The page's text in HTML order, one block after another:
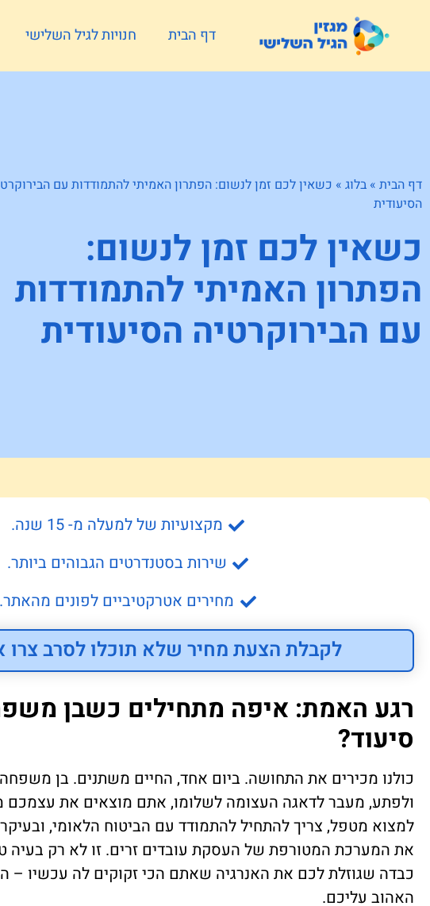
דף הבית חנויות לגיל השלישי
דף הבית » בלוג » כשאין לכם זמן לנשום: הפתרון האמיתי להתמודדות עם
הסיעודית
כשאין לכם זמן לנשום:
הפתרון האמיתי להתמודדות
עם הבירוקרטיה הסיעודית
מקצועיות של למעלה מ- 15 שנה.
שירות בסטנדרטים הגבוהים ביותר.
מחירים אטרקטיביים לפונים מהאתר.
לקבלת הצעת מחיר שלא תוכלו לסרב צרו
רגע האמת: איפה מתחילים כשבן
סיעוד?
כולנו מכירים את התחושה. ביום אחד, החיים משתנים. בן משפחה
ולפתע, מעבר לדאגה העצומה לשלומו, אתם מוצאים את עצמכם
למצוא מטפל, צריך להתחיל להתמודד עם הביטוח הלאומי,
את המערכת המטורפת של העסקת עובדים זרים. זו לא רק בעיה
כבדה שגוזלת לכם את האנרגיה שאתם הכי זקוקים לה עכשיו –
האהוב עליכם.